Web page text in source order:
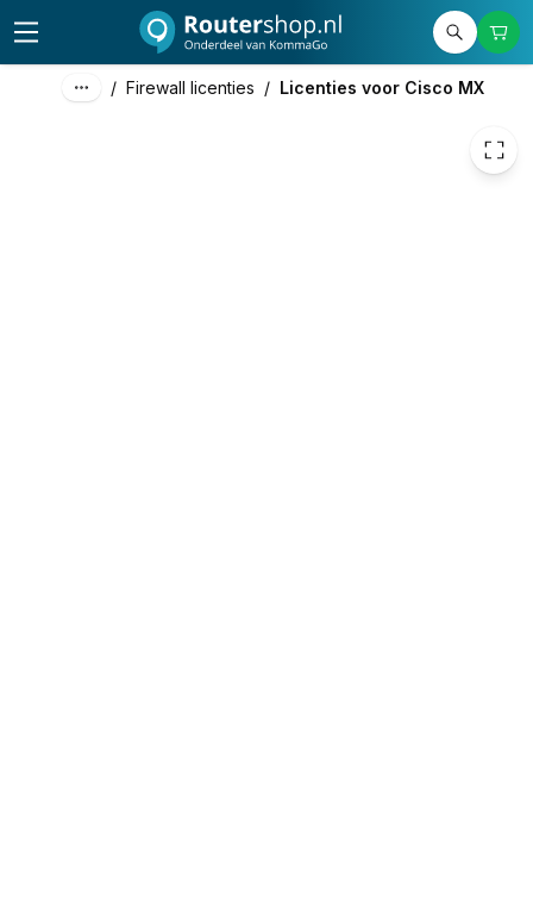
/ Firewall licenties / Licenties voor Cisco MX
€ 411,40